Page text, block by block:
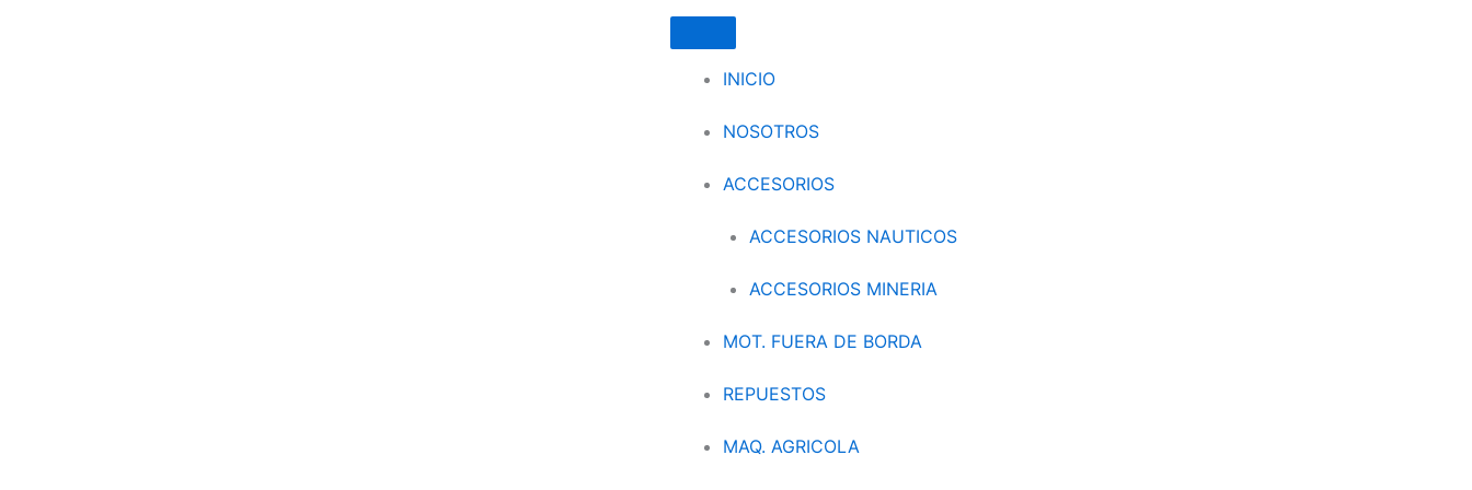
INICIO
NOSOTROS
ACCESORIOS
ACCESORIOS NAUTICOS
ACCESORIOS MINERIA
MOT. FUERA DE BORDA
REPUESTOS
MAQ. AGRICOLA